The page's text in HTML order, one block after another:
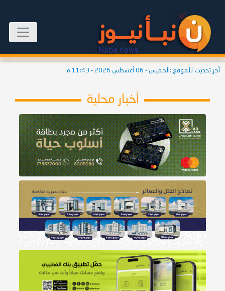
آخر تحديث للموقع : الخميس - 06 أغسطس 2026 - 11:43 م
أخبار محلية